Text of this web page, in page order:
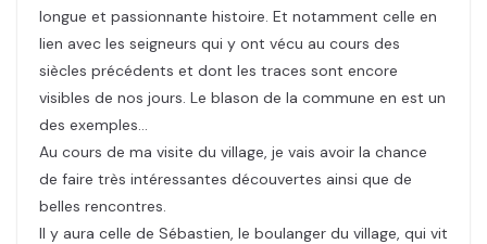
longue et passionnante histoire. Et notamment celle en
lien avec les seigneurs qui y ont vécu au cours des
siècles précédents et dont les traces sont encore
visibles de nos jours. Le blason de la commune en est un
des exemples…
Au cours de ma visite du village, je vais avoir la chance
de faire très intéressantes découvertes ainsi que de
belles rencontres.
Il y aura celle de Sébastien, le boulanger du village, qui vit